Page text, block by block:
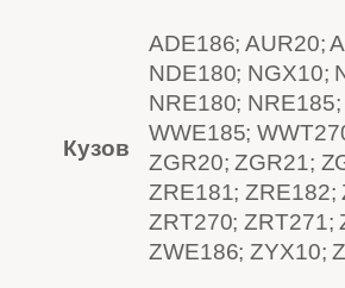
Кузов
ADE186; AUR20;
NDE180; NGX10;
NRE180;
WWE185;
ZGR20; ZGR21;
ZRE181; ZRE182;
ZRT270; ZRT271;
ZWE186; ZYX10;